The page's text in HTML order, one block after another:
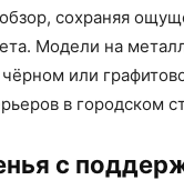
сохраняя
Модели на
или
в городском
с